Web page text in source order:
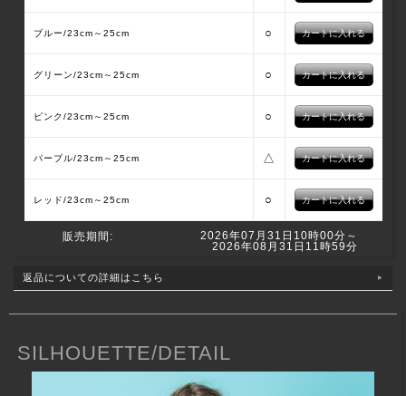
ブルー/23cm～25cm ○
グリーン/23cm～25cm ○
ピンク/23cm～25cm ○
パープル/23cm～25cm △
レッド/23cm～25cm ○
販売期間:
2026年07月31日10時00分～
2026年08月31日11時59分
返品についての詳細はこちら
SILHOUETTE/DETAIL